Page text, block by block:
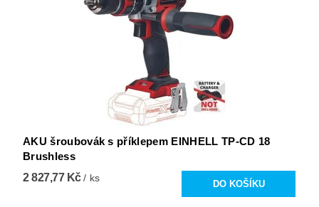
AKU šroubovák s příklepem EINHELL TP-CD 18
Brushless
2 827,77 Kč/ ks